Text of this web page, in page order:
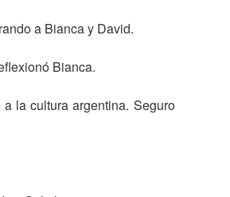
a Bianca y David.
Bianca.
la cultura argentina. Seguro